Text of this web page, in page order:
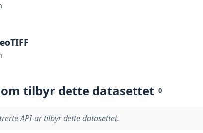
tilbyr dette datasettet 0
API-ar tilbyr dette datasettet.